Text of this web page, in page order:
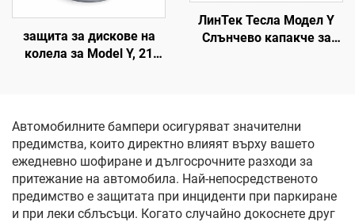
защита за дискове на
колела за Model Y, 21
ЛинТек Тесла Модел Y
Слънчево капакче за
ултравиолетови лъчи
Автомобилните бампери осигуряват значителни
предимства, които директно влияят върху вашето
ежедневно шофиране и дългосрочните разходи за
притежание на автомобила. Най-непосредственото
предимство е защитата при инциденти при паркиране
и при леки сблъсъци. Когато случайно докоснете друг